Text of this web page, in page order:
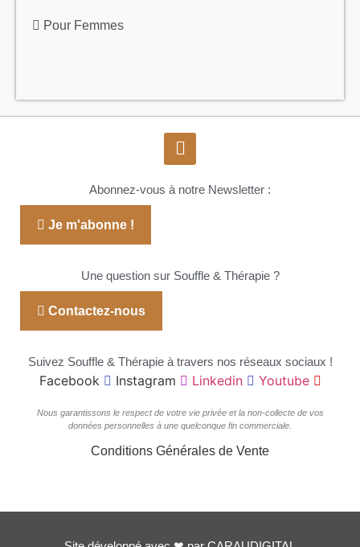
Pour Femmes
Abonnez-vous à notre Newsletter :
Je m'abonne !
Une question sur Souffle & Thérapie ?
Contactez-nous
Suivez Souffle & Thérapie à travers nos réseaux sociaux !
Facebook Instagram Linkedin Youtube
Nous garantissons le respect de votre vie privée et la non-collecte de vos
données personnelles à une quelconque fin commerciale.
Conditions Générales de Vente